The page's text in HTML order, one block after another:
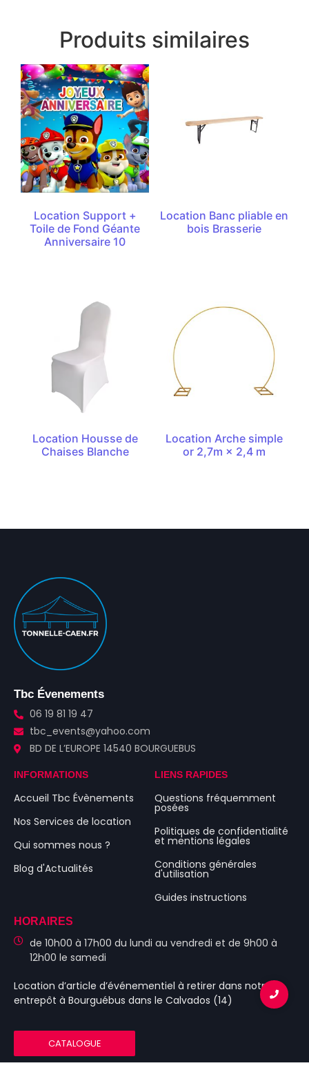
Produits similaires
Location Support +
Toile de Fond Géante
Anniversaire 10
Location Banc pliable en
bois Brasserie
Location Housse de
Chaises Blanche
Location Arche simple
or 2,7m × 2,4 m
Tbc Évenements
06 19 81 19 47
tbc_events@yahoo.com
BD DE L’EUROPE 14540 BOURGUEBUS
INFORMATIONS
Accueil Tbc Évènements
Nos Services de location
Qui sommes nous ?
Blog d'Actualités
LIENS RAPIDES
Questions fréquemment
posées
Politiques de confidentialité
et mentions légales
Conditions générales
d'utilisation
Guides instructions
HORAIRES
de 10h00 à 17h00 du lundi au vendredi et de 9h00 à
12h00 le samedi
Location d’article d’événementiel à retirer dans notre
entrepôt à Bourguébus dans le Calvados (14)
CATALOGUE